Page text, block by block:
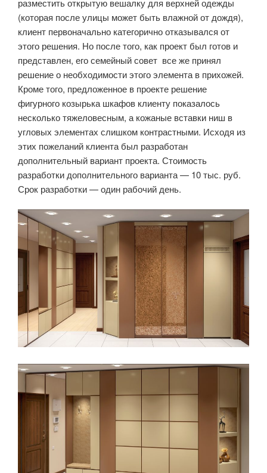
разместить открытую вешалку для верхней одежды
(которая после улицы может быть влажной от дождя),
клиент первоначально категорично отказывался от
этого решения. Но после того, как проект был готов и
представлен, его семейный совет все же принял
решение о необходимости этого элемента в прихожей.
Кроме того, предложенное в проекте решение
фигурного козырька шкафов клиенту показалось
несколько тяжеловесным, а кожаные вставки ниш в
угловых элементах слишком контрастными. Исходя из
этих пожеланий клиента был разработан
дополнительный вариант проекта. Стоимость
разработки дополнительного варианта — 10 тыс. руб.
Срок разработки — один рабочий день.